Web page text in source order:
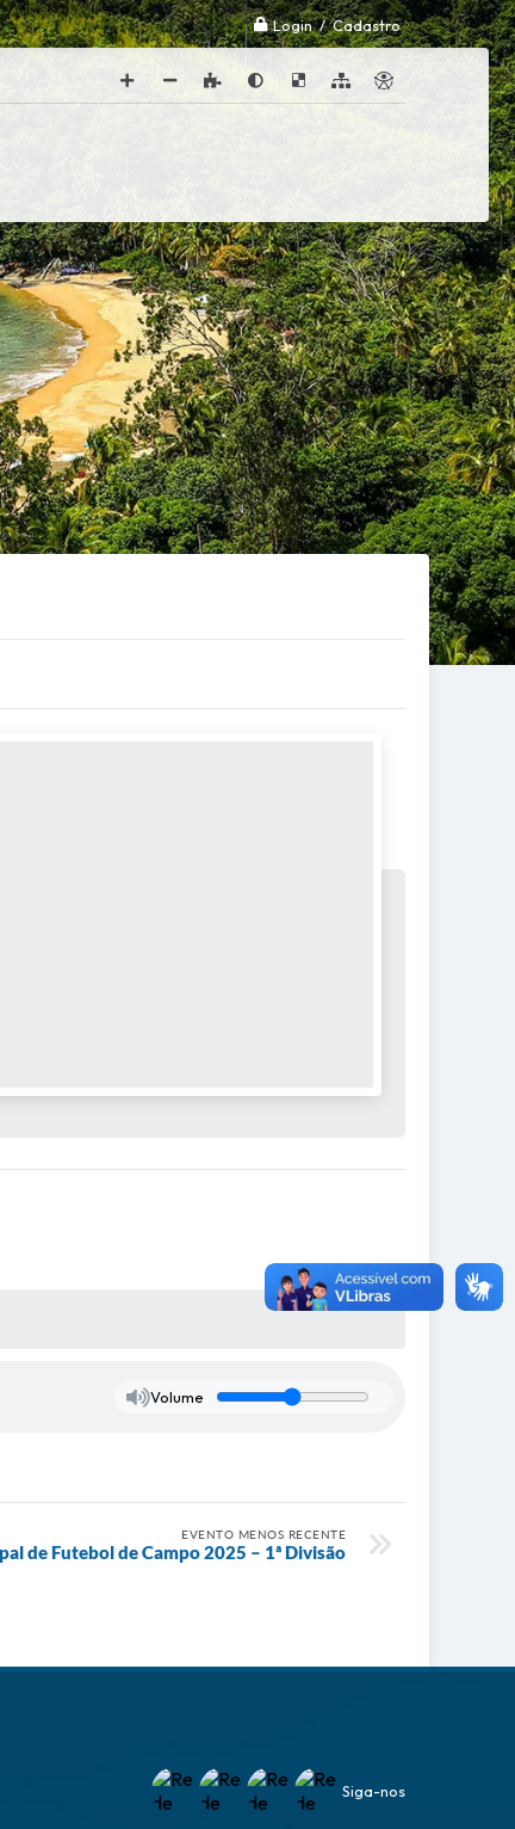
Login / Cadastro
Volume
EVENTO MENOS RECENTE
de Futebol de Campo 2025 – 1ª Divisão
Siga-nos